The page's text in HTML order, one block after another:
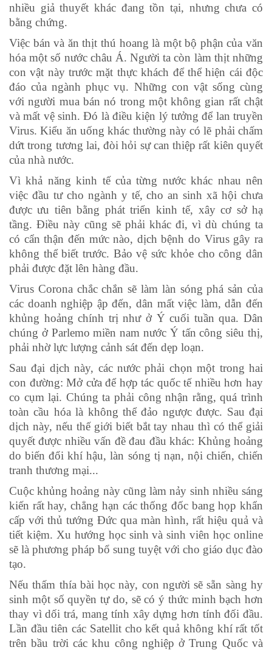
nhiều giả thuyết khác đang tồn tại, nhưng chưa có
bằng chứng.
Việc bán và ăn thịt thú hoang là một bộ phận của văn
hóa một số nước châu Á. Người ta còn làm thịt những
con vật này trước mặt thực khách để thể hiện cái độc
đáo của ngành phục vụ. Những con vật sống cùng
với người mua bán nó trong một không gian rất chật
và mất vệ sinh. Đó là điều kiện lý tưởng để lan truyền
Virus. Kiểu ăn uống khác thường này có lẽ phải chấm
dứt trong tương lai, đòi hỏi sự can thiệp rất kiên quyết
của nhà nước.
Vì khả năng kinh tế của từng nước khác nhau nên
việc đầu tư cho ngành y tế, cho an sinh xã hội chưa
được ưu tiên bằng phát triển kinh tế, xây cơ sở hạ
tầng. Điều này cũng sẽ phải khác đi, vì dù chúng ta
có cẩn thận đến mức nào, dịch bệnh do Virus gây ra
không thể biết trước. Bảo vệ sức khỏe cho công dân
phải được đặt lên hàng đầu.
Virus Corona chắc chắn sẽ làm làn sóng phá sản của
các doanh nghiệp ập đến, dân mất việc làm, dẫn đến
khủng hoảng chính trị như ở Ý cuối tuần qua. Dân
chúng ở Parlemo miền nam nước Ý tấn công siêu thị,
phải nhờ lực lượng cảnh sát đến dẹp loạn.
Sau đại dịch này, các nước phải chọn một trong hai
con đường: Mở cửa để hợp tác quốc tế nhiều hơn hay
co cụm lại. Chúng ta phải công nhận rằng, quá trình
toàn cầu hóa là không thể đảo ngược được. Sau đại
dịch này, nếu thế giới biết bắt tay nhau thì có thể giải
quyết được nhiều vấn đề đau đầu khác: Khủng hoảng
do biến đổi khí hậu, làn sóng tị nạn, nội chiến, chiến
tranh thương mại...
Cuộc khủng hoảng này cũng làm nảy sinh nhiều sáng
kiến rất hay, chẳng hạn các thống đốc bang họp khẩn
cấp với thủ tướng Đức qua màn hình, rất hiệu quả và
tiết kiệm. Xu hướng học sinh và sinh viên học online
sẽ là phương pháp bổ sung tuyệt với cho giáo dục đào
tạo.
Nếu thấm thía bài học này, con người sẽ sẵn sàng hy
sinh một số quyền tự do, sẽ có ý thức minh bạch hơn
thay vì dối trá, mang tính xây dựng hơn tính đối đầu.
Lần đầu tiên các Satellit cho kết quả không khí rất tốt
trên bầu trời các khu công nghiệp ở Trung Quốc và